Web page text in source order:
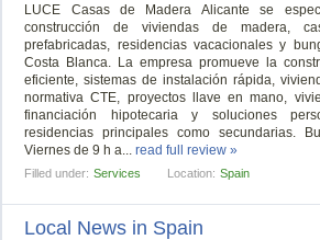
LUCE Casas de Madera Alicante se
construcción de viviendas de madera,
prefabricadas, residencias vacacionales y
Costa Blanca. La empresa promueve la
eficiente, sistemas de instalación rápida,
normativa CTE, proyectos llave en mano,
financiación hipotecaria y soluciones
residencias principales como secundarias.
Viernes de 9 h a...read full review »
Filled under: Services Location: Spain
Local News in Spain